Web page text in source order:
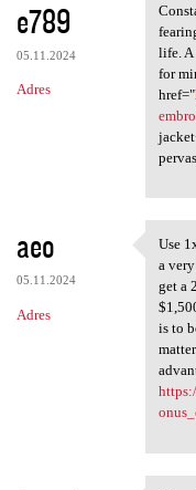
e789
05.11.2024
Adres
life. A
for
href="
aeo
05.11.2024
Adres
Use
Use
a
get a
is to